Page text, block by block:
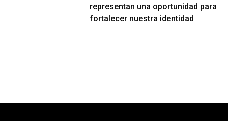
representan una oportunidad para
fortalecer nuestra identidad